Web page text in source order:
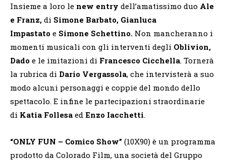
Insieme a loro le new entry dell’amatissimo duo Ale
e Franz, di Simone Barbato, Gianluca
Impastato e Simone Schettino. Non mancheranno i
momenti musicali con gli interventi degli Oblivion,
Dado e le imitazioni di Francesco Cicchella. Tornerà
la rubrica di Dario Vergassola, che intervisterà a suo
modo alcuni personaggi e coppie del mondo dello
spettacolo. E infine le partecipazioni straordinarie
di Katia Follesa ed Enzo Iacchetti.
“ONLY FUN – Comico Show” (10X90) è un programma
prodotto da Colorado Film, una società del Gruppo